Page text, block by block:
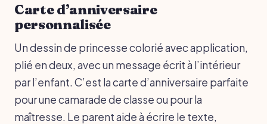
Carte d’anniversaire
personnalisée
Un dessin de princesse colorié avec application,
plié en deux, avec un message écrit à l’intérieur
par l’enfant. C’est la carte d’anniversaire parfaite
pour une camarade de classe ou pour la
maîtresse. Le parent aide à écrire le texte,